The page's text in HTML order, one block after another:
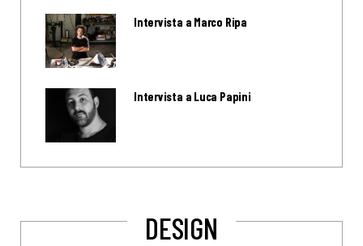
Intervista a Marco Ripa
Intervista a Luca Papini
DESIGN